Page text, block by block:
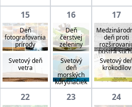
15
Deň
fotografovania
prírody
Svetový deň
vetra
16
Deň
čerstvej
zeleniny
Svetový
deň
morských
korytnačiek
17
deň proti
púští a
Svetový
krokodílov
22 23 24